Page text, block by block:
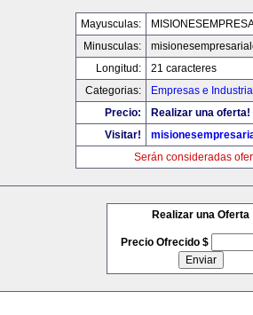
Mayusculas:
Minusculas:
Longitud:
21 caracteres
Categorias:
Empresas e
Precio:
Realizar una oferta!
Visitar!
Serán consideradas
Realizar una Oferta
Precio Ofrecido $